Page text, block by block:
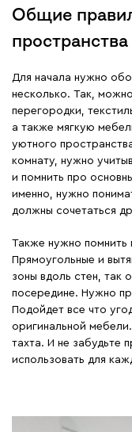
Общие
пространства
Для начала нужно
несколько. Так,
перегородки,
а также мягкую
уютного
комнату, нужно
и помнить про
именно, нужно
должны сочетаться
Также нужно
Прямоугольные и
зоны вдоль стен, так
посередине. Нужно
Подойдет все что
оригинальной
тахта. И не забудьте
использовать для